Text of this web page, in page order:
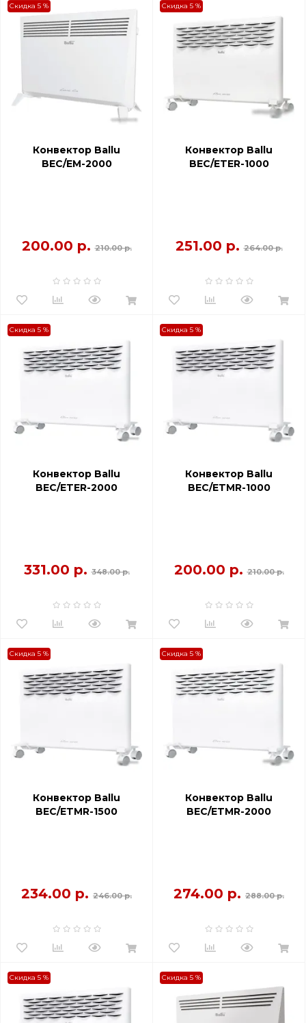
Скидка 5 %
Конвектор Ballu
BEC/EM-2000
200.00 р. 210.00 р.
Скидка 5 %
Конвектор Ballu
BEC/ETER-1000
251.00 р. 264.00 р.
Скидка 5 %
Конвектор Ballu
BEC/ETER-2000
331.00 р. 348.00 р.
Скидка 5 %
Конвектор Ballu
BEC/ETMR-1000
200.00 р. 210.00 р.
Скидка 5 %
Конвектор Ballu
BEC/ETMR-1500
234.00 р. 246.00 р.
Скидка 5 %
Конвектор Ballu
BEC/ETMR-2000
274.00 р. 288.00 р.
Скидка 5 % Скидка 5 %